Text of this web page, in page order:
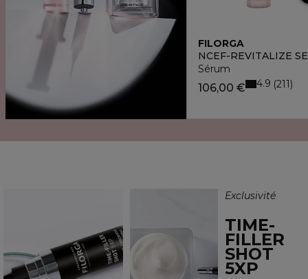
FILORGA
NCEF-REVITALIZE
Sérum
106,00 € 4.9 211
Exclusivité
TIME-
FILLER
SHOT
5XP